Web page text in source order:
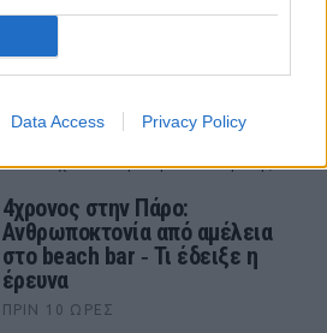
Data Access Privacy Policy
(9/8) – Όλα όσα πρέπει να
ΠΡΙΝ 10 ΏΡΕΣ
Η προθεσμία υποβολής αιτήσεων λήγει
στις 21 Αυγούστου 2026, με επιδότηση
δικαιούχου και την περίοδο διαμονής.
4χρονος στην Πάρο:
Ανθρωποκτονία από αμέλεια
στο beach bar ‑ Τι έδειξε η
έρευνα
ΠΡΙΝ 10 ΏΡΕΣ